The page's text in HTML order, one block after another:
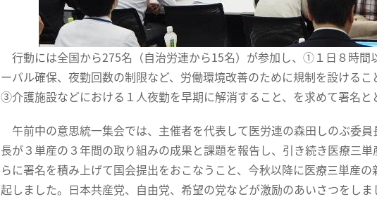
行動には全国から275名（自治労連から15名）が参加し、①１日８時間
ーバル確保、夜勤回数の制限など、労働環境改善のために規制を設ける
③介護施設などにおける１人夜勤を早期に解消すること、を求めて署名
午前中の意思統一集会では、主催者を代表して医労連の森田しのぶ委
長が３単産の３年間の取り組みの成果と課題を報告し、引き続き医療三
らに署名を積み上げて国会提出をおこなうこと、今秋以降に医療三単産
起しました。日本共産党、自由党、希望の党などが激励のあいさつをしま